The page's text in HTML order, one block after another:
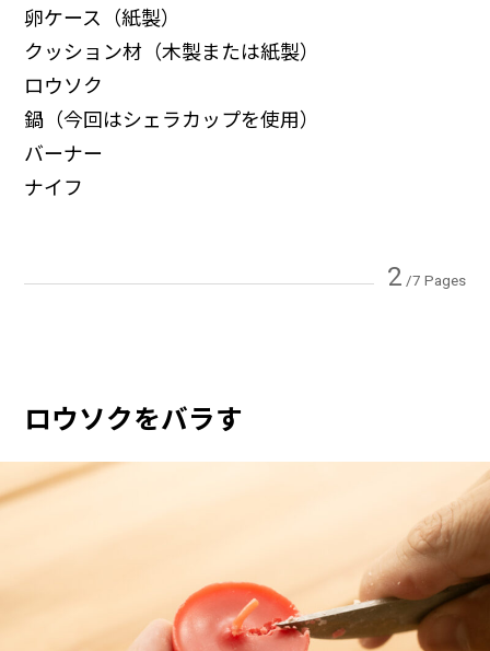
卵ケース（紙製）
クッション材（木製または紙製）
ロウソク
鍋（今回はシェラカップを使用）
バーナー
ナイフ
2 /7 Pages
ロウソクをバラす